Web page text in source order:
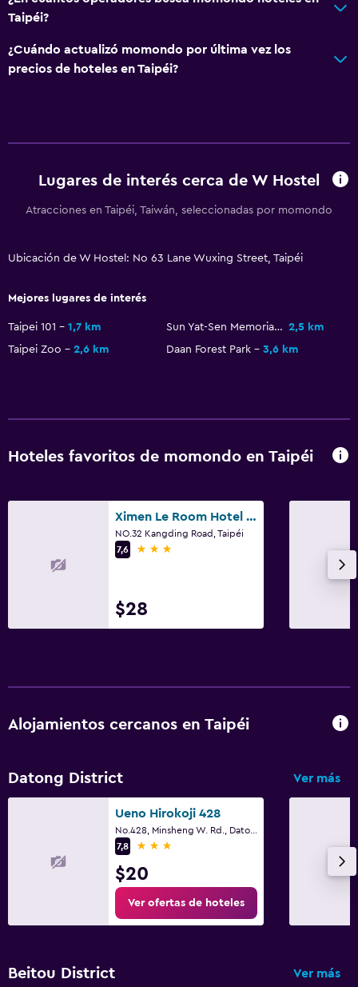
Taipéi?
¿Cuándo actualizó momondo por última vez los
precios de hoteles en Taipéi?
Lugares de interés cerca de W Hostel
Atracciones en Taipéi, Taiwán, seleccionadas por momondo
Ubicación de W Hostel: No 63 Lane Wuxing Street, Taipéi
Mejores lugares de interés
Taipei 101 1,7 km Sun Yat-Sen Memorial Hall 2,5 km
Taipei Zoo
2,6 km Daan Forest Park 3,6 km
Hoteles favoritos de momondo en Taipéi
Ximen Le Room Hotel Kangding Taipei
NO.32 Kangding Road, Taipéi
7,6
3 estrellas
$28
Alojamientos cercanos en Taipéi
Datong District Ver más
Ueno Hirokoji 428
7,8
3 estrellas
$20
Ver ofertas de hoteles
Beitou District Ver más